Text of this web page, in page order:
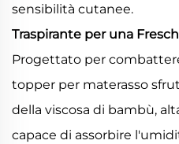
sensibilità cutanee.
Traspirante per una
Progettato per
topper per materasso
della viscosa di bambù,
capace di assorbire